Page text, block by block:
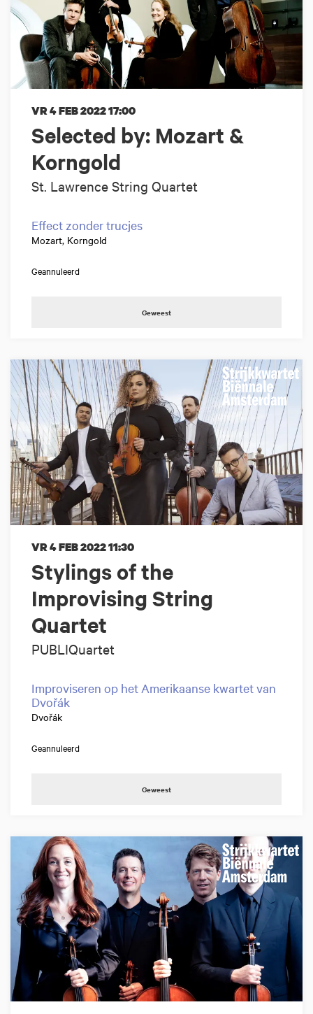
Selected by: Mozart &
Korngold
St. Lawrence String Quartet
VR 4 FEB 202217:00
Effect zonder trucjes
Mozart, Korngold
Geannuleerd
Geweest
Stylings of the
Improvising String
Quartet
PUBLIQuartet
VR 4 FEB 202211:30
Improviseren op het Amerikaanse kwartet van
Dvořák
Dvořák
Geannuleerd
Geweest